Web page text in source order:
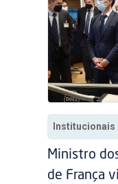
Institucionais
Ministro
de França